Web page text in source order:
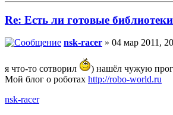
Re: Есть ли готовые
nsk-racer » 04 мар 2011,
я что-то сотворил
) нашёл чужую
Мой блог о роботах http://robo-world.ru
nsk-racer